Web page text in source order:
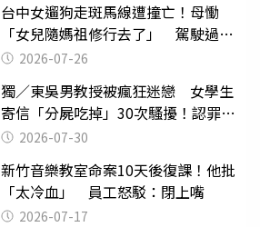
台中女遛狗走斑馬線遭撞亡！母慟
「女兒隨媽祖修行去了」 駕駛過失
致死判9月
2026-07-26
獨／東吳男教授被瘋狂迷戀 女學生
寄信「分屍吃掉」30次騷擾！認罪免
關 2026-07-30
新竹音樂教室命案10天後復課！他批
「太冷血」 員工怒駁：閉上嘴
2026-07-17